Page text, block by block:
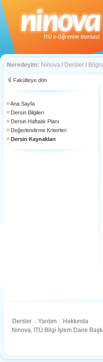
Neredeyim: Ninova / Dersler /
Fakülteye dön
Ana Sayfa
Dersin Bilgileri
Dersin Haftalık Planı
Değerlendirme Kriterleri
Dersin Kaynakları
Dersler . Yardım . Hakkında
Ninova, İTÜ Bilgi İşlem Daire